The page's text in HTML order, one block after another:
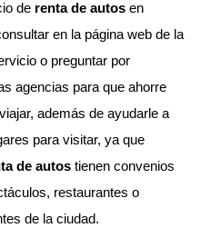
de renta de autos en
en la página web de la
o preguntar por
agencias para que ahorre
además de ayudarle a
para visitar, ya que
de autos tienen convenios
restaurantes o
de la ciudad.